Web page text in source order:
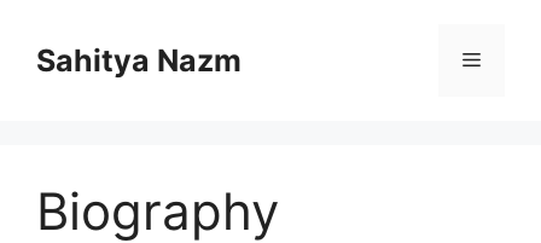
Sahitya Nazm
Biography